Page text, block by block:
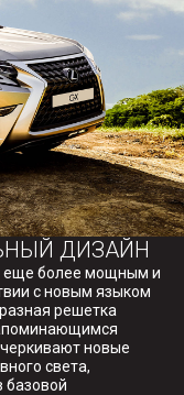
ДИЗАЙН
еще более мощным и
с новым языком
решетка
новые
света,
базовой